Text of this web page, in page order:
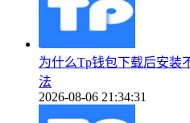
为什么Tp钱包下载后安装
法
2026-08-06 21:34:31